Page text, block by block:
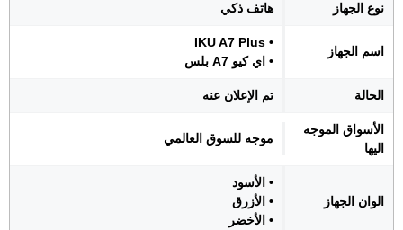
نوع الجهاز هاتف ذكي
اسم الجهاز
• IKU A7 Plus
• اي كيو A7 بلس
الحالة تم الإعلان عنه
الأسواق الموجه
اليها
موجه للسوق العالمي
الوان الجهاز
• الأسود
• الأزرق
• الأخضر